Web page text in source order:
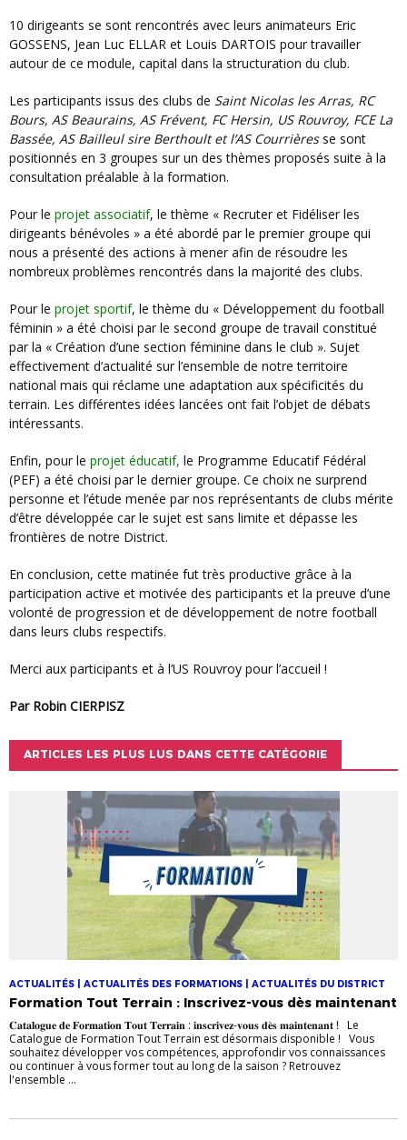
10 dirigeants se sont rencontrés avec leurs animateurs Eric
GOSSENS, Jean Luc ELLAR et Louis DARTOIS pour travailler
autour de ce module, capital dans la structuration du club.
Les participants issus des clubs de Saint Nicolas les Arras, RC
Bours, AS Beaurains, AS Frévent, FC Hersin, US Rouvroy, FCE La
Bassée, AS Bailleul sire Berthoult et l’AS Courrièresse sont
positionnés en 3 groupes sur un des thèmes proposés suite à la
consultation préalable à la formation.
Pour le projet associatif, le thème « Recruter et Fidéliser les
dirigeants bénévoles » a été abordé par le premier groupe qui
nous a présenté des actions à mener afin de résoudre les
nombreux problèmes rencontrés dans la majorité des clubs.
Pour le projet sportif, le thème du « Développement du football
féminin » a été choisi par le second groupe de travail constitué
par la « Création d’une section féminine dans le club ». Sujet
effectivement d’actualité sur l’ensemble de notre territoire
national mais qui réclame une adaptation aux spécificités du
terrain. Les différentes idées lancées ont fait l’objet de débats
intéressants.
Enfin, pour le projet éducatif, le Programme Educatif Fédéral
(PEF) a été choisi par le dernier groupe. Ce choix ne surprend
personne et l’étude menée par nos représentants de clubs mérite
d’être développée car le sujet est sans limite et dépasse les
frontières de notre District.
En conclusion, cette matinée fut très productive grâce à la
participation active et motivée des participants et la preuve d’une
volonté de progression et de développement de notre football
dans leurs clubs respectifs.
Merci aux participants et à l’US Rouvroy pour l’accueil !
Par Robin CIERPISZ
ARTICLES LES PLUS LUS DANS CETTE CATÉGORIE
ACTUALITÉS | ACTUALITÉS DES FORMATIONS | ACTUALITÉS DU DISTRICT
Formation Tout Terrain : Inscrivez-vous dès maintenant
𝐂𝐚𝐭𝐚𝐥𝐨𝐠𝐮𝐞 𝐝𝐞 𝐅𝐨𝐫𝐦𝐚𝐭𝐢𝐨𝐧 𝐓𝐨𝐮𝐭 𝐓𝐞𝐫𝐫𝐚𝐢𝐧 : 𝐢𝐧𝐬𝐜𝐫𝐢𝐯𝐞𝐳-𝐯𝐨𝐮𝐬 𝐝𝐞̀𝐬 𝐦𝐚𝐢𝐧𝐭𝐞𝐧𝐚𝐧𝐭 ! Le
Catalogue de Formation Tout Terrain est désormais disponible ! Vous
souhaitez développer vos compétences, approfondir vos connaissances
ou continuer à vous former tout au long de la saison ? Retrouvez
l'ensemble ...